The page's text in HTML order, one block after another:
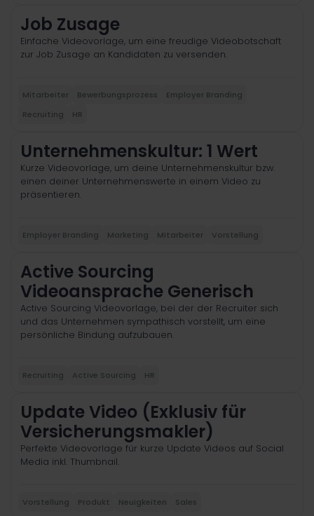
Job Zusage
Einfache Videovorlage, um eine freudige Videobotschaft
zur Job Zusage an Kandidaten zu versenden.
Mitarbeiter Bewerbungsprozess
Employer Branding
Recruiting
HR
Unternehmenskultur: 1 Wert
Kurze Videovorlage, um deine Unternehmenskultur bzw.
einen deiner Unternehmenswerte in einem Video zu
präsentieren.
Employer Branding Marketing Mitarbeiter Vorstellung
Active Sourcing
Videoansprache Generisch
Active Sourcing Videovorlage, bei der der Recruiter sich
und das Unternehmen sympathisch vorstellt, um eine
persönliche Bindung aufzubauen.
Recruiting Active Sourcing HR
Update Video (Exklusiv für
Versicherungsmakler)
Perfekte Videovorlage für kurze Update Videos auf Social
Media inkl. Thumbnail.
Vorstellung Produkt Neuigkeiten Sales